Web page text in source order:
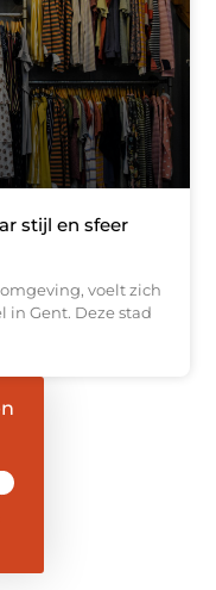
stijl en sfeer
voelt zich
Gent. Deze stad